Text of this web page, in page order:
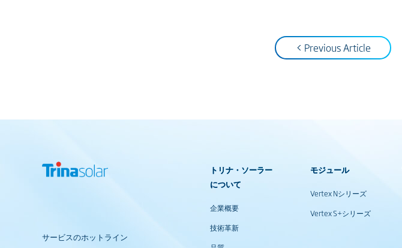
< Previous Article
サービスのホットライン
トリナ・ソーラー
について
企業概要
技術革新
モジュール
Vertex Nシリーズ
Vertex S+シリーズ